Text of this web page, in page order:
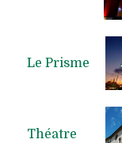
Le Prisme
Théatre